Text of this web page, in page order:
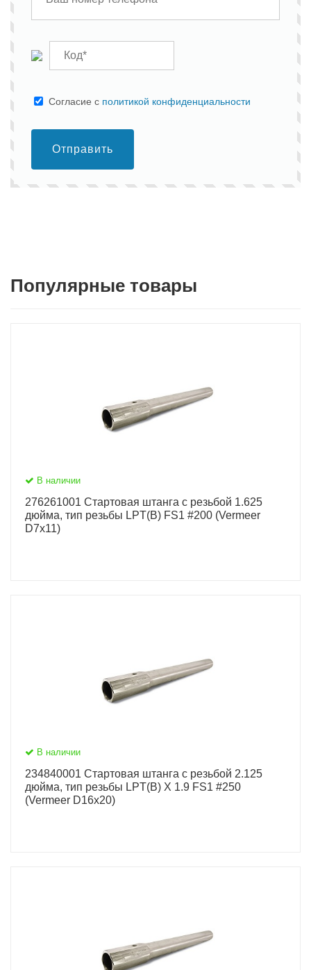
Cогласие с политикой конфиденциальности
Отправить
Популярные товары
В наличии
276261001 Стартовая штанга c резьбой 1.625
дюйма, тип резьбы LPT(B) FS1 #200 (Vermeer
D7x11)
В наличии
234840001 Стартовая штанга c резьбой 2.125
дюйма, тип резьбы LPT(B) X 1.9 FS1 #250
(Vermeer D16x20)